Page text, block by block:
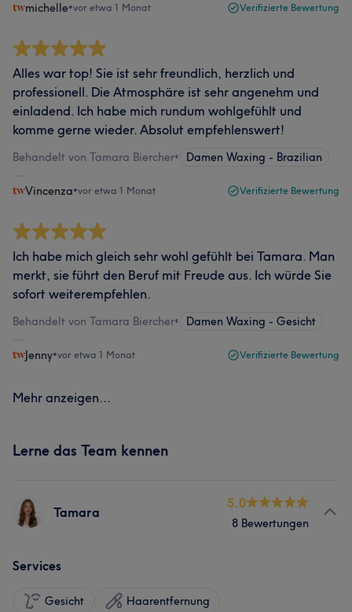
michelle•vor etwa 1 Monat Verifizierte Bewertung
Alles war top! Sie ist sehr freundlich, herzlich und
professionell. Die Atmosphäre ist sehr angenehm und
einladend. Ich habe mich rundum wohlgefühlt und
komme gerne wieder. Absolut empfehlenswert!
Behandelt von Tamara Biercher• Damen Waxing - Brazilian
Vincenza•vor etwa 1 Monat Verifizierte Bewertung
Ich habe mich gleich sehr wohl gefühlt bei Tamara. Man
merkt, sie führt den Beruf mit Freude aus. Ich würde Sie
sofort weiterempfehlen.
Behandelt von Tamara Biercher• Damen Waxing - Gesicht
Jenny•vor etwa 1 Monat Verifizierte Bewertung
Mehr anzeigen...
Lerne das Team kennen
Tamara
5.0
8 Bewertungen
Services
Gesicht Haarentfernung